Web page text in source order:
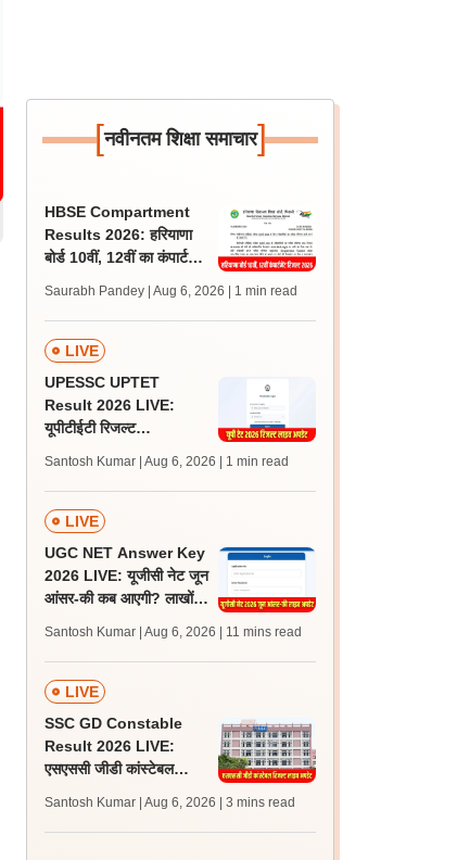
[नवीनतम शिक्षा समाचार]
HBSE Compartment
Results 2026: हरियाणा
बोर्ड 10वीं, 12वीं का कंपार्टमेंट
Saurabh Pandey | Aug 6, 2026 | 1 min read
LIVE
UPESSC UPTET
Result 2026 LIVE:
यूपीटीईटी रिजल्ट
जल्द, जानें लेटेस्ट अपडेट,
पासिंग मार्क्स
Santosh Kumar | Aug 6, 2026 | 1 min read
LIVE
UGC NET Answer Key
2026 LIVE: यूजीसी नेट जून
आंसर-की कब आएगी? लाखों
Santosh Kumar | Aug 6, 2026 | 11 mins read
LIVE
SSC GD Constable
Result 2026 LIVE:
एसएससी जीडी कांस्टेबल
लेटेस्ट अपडेट, स्कोरकार्ड लिंक
Santosh Kumar | Aug 6, 2026 | 3 mins read